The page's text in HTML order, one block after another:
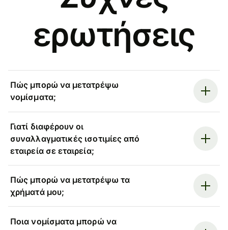
ερωτήσεις
Πώς μπορώ να μετατρέψω
νομίσματα;
Γιατί διαφέρουν οι
συναλλαγματικές ισοτιμίες από
εταιρεία σε εταιρεία;
Πώς μπορώ να μετατρέψω τα
χρήματά μου;
Ποια νομίσματα μπορώ να